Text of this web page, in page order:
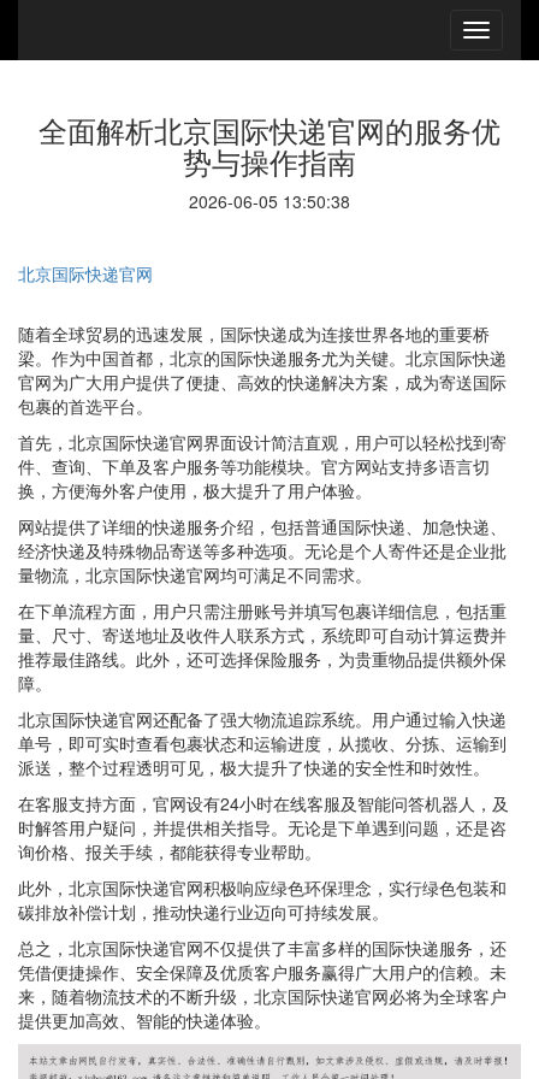
全面解析北京国际快递官网的服务优
势与操作指南
2026-06-05 13:50:38
北京国际快递官网
随着全球贸易的迅速发展，国际快递成为连接世界各地的重要桥
梁。作为中国首都，北京的国际快递服务尤为关键。北京国际快递
官网为广大用户提供了便捷、高效的快递解决方案，成为寄送国际
包裹的首选平台。
首先，北京国际快递官网界面设计简洁直观，用户可以轻松找到寄
件、查询、下单及客户服务等功能模块。官方网站支持多语言切
换，方便海外客户使用，极大提升了用户体验。
网站提供了详细的快递服务介绍，包括普通国际快递、加急快递、
经济快递及特殊物品寄送等多种选项。无论是个人寄件还是企业批
量物流，北京国际快递官网均可满足不同需求。
在下单流程方面，用户只需注册账号并填写包裹详细信息，包括重
量、尺寸、寄送地址及收件人联系方式，系统即可自动计算运费并
推荐最佳路线。此外，还可选择保险服务，为贵重物品提供额外保
障。
北京国际快递官网还配备了强大物流追踪系统。用户通过输入快递
单号，即可实时查看包裹状态和运输进度，从揽收、分拣、运输到
派送，整个过程透明可见，极大提升了快递的安全性和时效性。
在客服支持方面，官网设有24小时在线客服及智能问答机器人，及
时解答用户疑问，并提供相关指导。无论是下单遇到问题，还是咨
询价格、报关手续，都能获得专业帮助。
此外，北京国际快递官网积极响应绿色环保理念，实行绿色包装和
碳排放补偿计划，推动快递行业迈向可持续发展。
总之，北京国际快递官网不仅提供了丰富多样的国际快递服务，还
凭借便捷操作、安全保障及优质客户服务赢得广大用户的信赖。未
来，随着物流技术的不断升级，北京国际快递官网必将为全球客户
提供更加高效、智能的快递体验。